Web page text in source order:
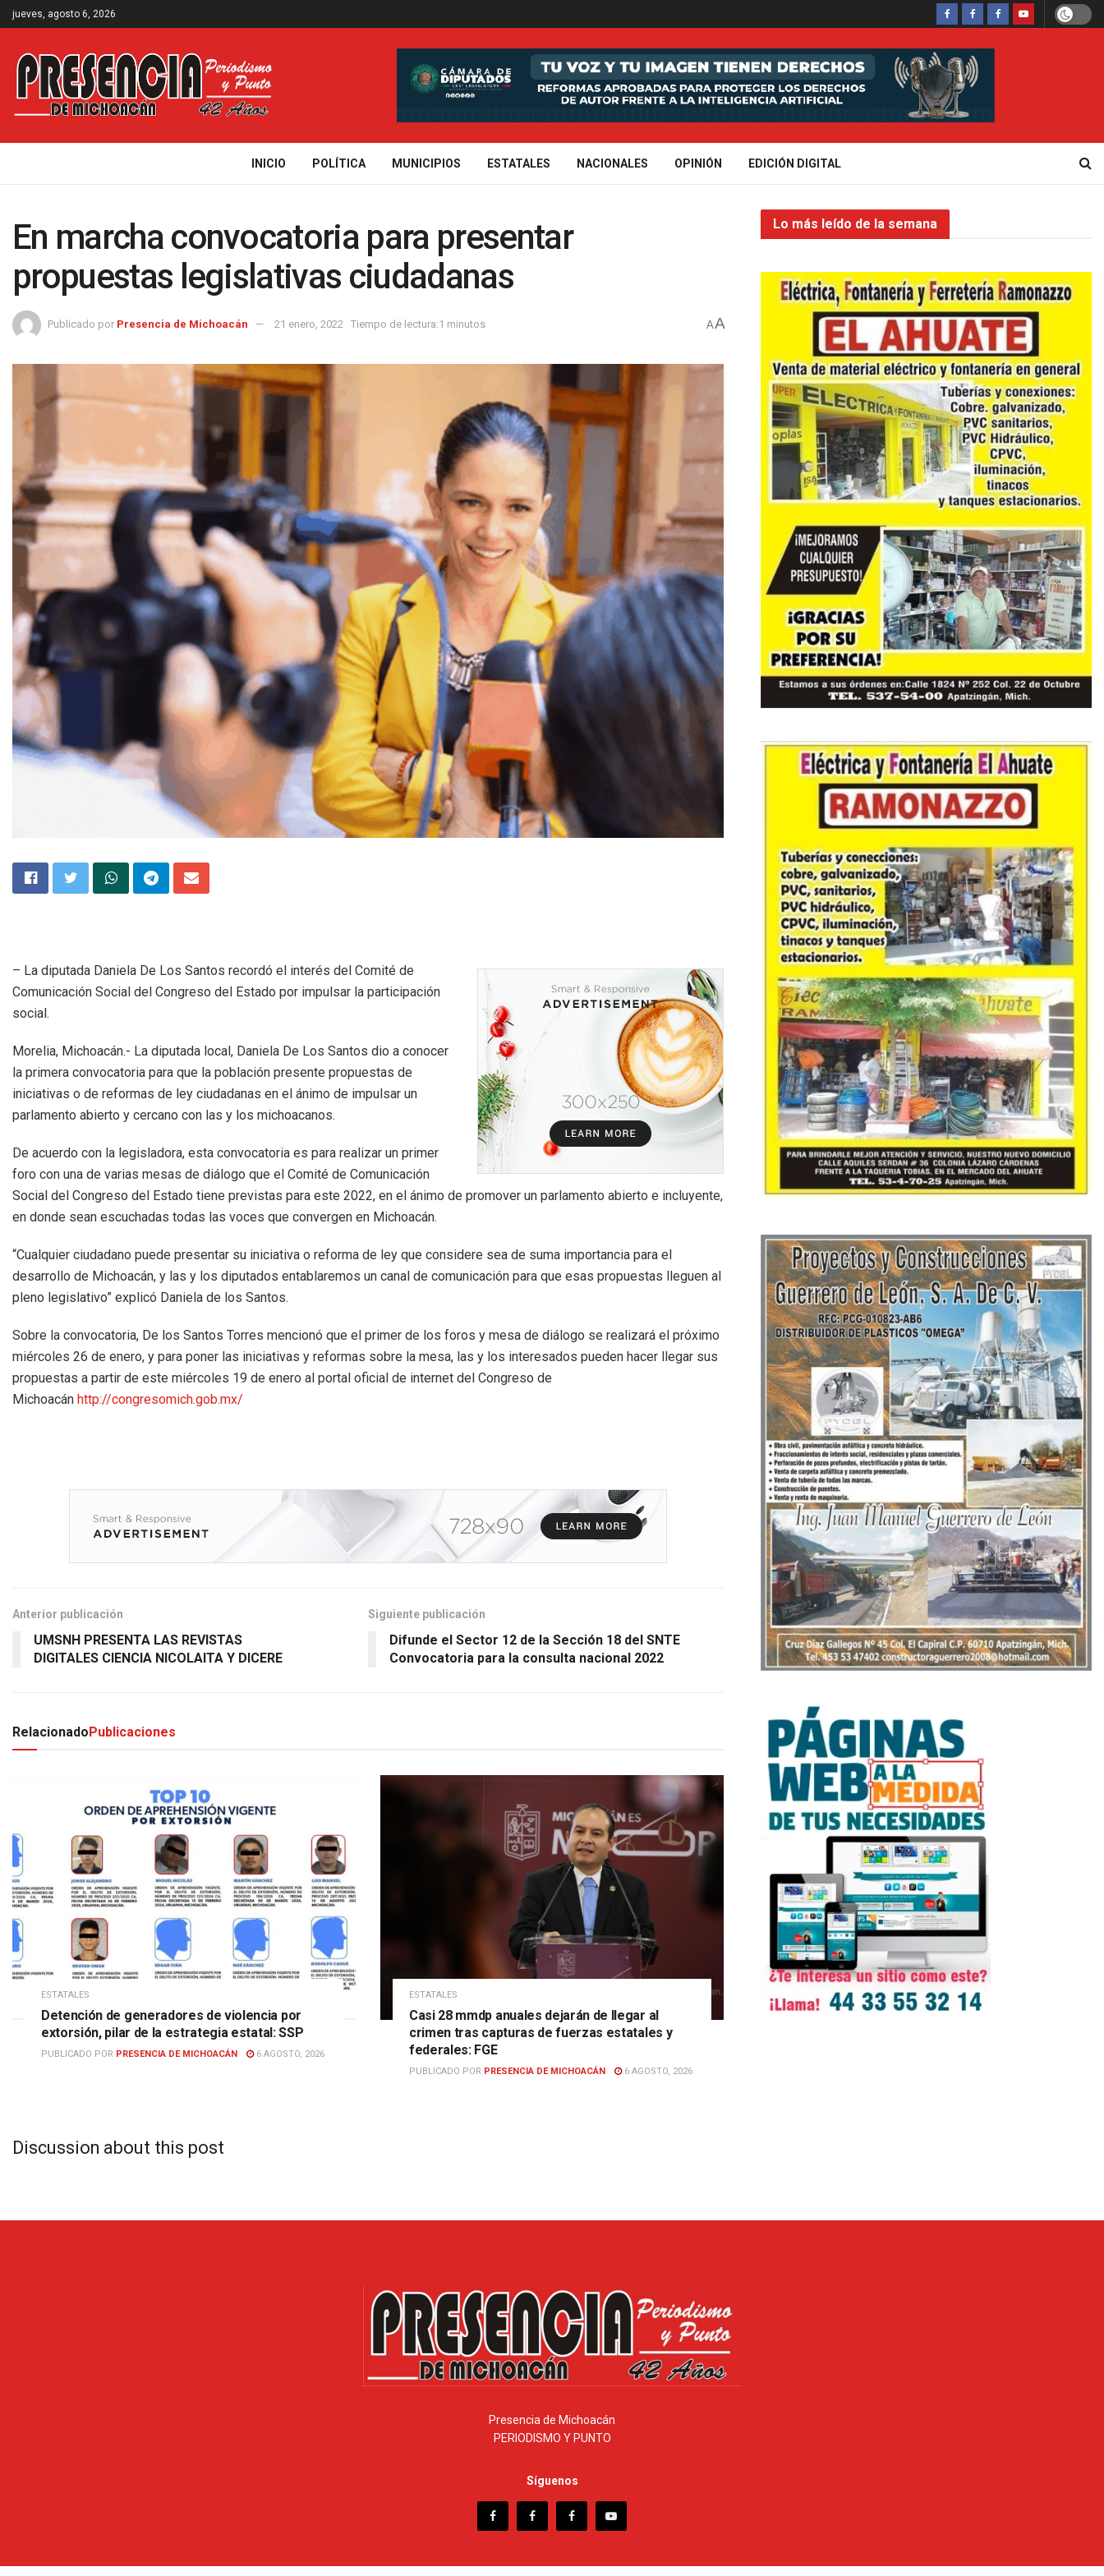
jueves, agosto 6, 2026
INICIO POLÍTICA MUNICIPIOS ESTATALES NACIONALES OPINIÓN EDICIÓN DIGITAL
En marcha convocatoria para presentar
propuestas legislativas ciudadanas
Publicado por Presencia de Michoacán 21 enero, 2022 Tiempo de lectura:1 minutos AA
– La diputada Daniela De Los Santos recordó el interés del Comité de
Comunicación Social del Congreso del Estado por impulsar la participación
social.
Morelia, Michoacán.- La diputada local, Daniela De Los Santos dio a conocer
la primera convocatoria para que la población presente propuestas de
iniciativas o de reformas de ley ciudadanas en el ánimo de impulsar un
parlamento abierto y cercano con las y los michoacanos.
De acuerdo con la legisladora, esta convocatoria es para realizar un primer
foro con una de varias mesas de diálogo que el Comité de Comunicación
Social del Congreso del Estado tiene previstas para este 2022, en el ánimo de promover un parlamento abierto e incluyente,
en donde sean escuchadas todas las voces que convergen en Michoacán.
“Cualquier ciudadano puede presentar su iniciativa o reforma de ley que considere sea de suma importancia para el
desarrollo de Michoacán, y las y los diputados entablaremos un canal de comunicación para que esas propuestas lleguen al
pleno legislativo” explicó Daniela de los Santos.
Sobre la convocatoria, De los Santos Torres mencionó que el primer de los foros y mesa de diálogo se realizará el próximo
miércoles 26 de enero, y para poner las iniciativas y reformas sobre la mesa, las y los interesados pueden hacer llegar sus
propuestas a partir de este miércoles 19 de enero al portal oficial de internet del Congreso de
Michoacán http://congresomich.gob.mx/
Anterior publicación
UMSNH PRESENTA LAS REVISTAS
DIGITALES CIENCIA NICOLAITA Y DICERE
Siguiente publicación
Difunde el Sector 12 de la Sección 18 del SNTE
Convocatoria para la consulta nacional 2022
RelacionadoPublicaciones
ESTATALES
Detención de generadores de violencia por
extorsión, pilar de la estrategia estatal: SSP
PUBLICADO POR PRESENCIA DE MICHOACÁN 6 AGOSTO, 2026
ESTATALES
Casi 28 mmdp anuales dejarán de llegar al
crimen tras capturas de fuerzas estatales y
federales: FGE
PUBLICADO POR PRESENCIA DE MICHOACÁN 6 AGOSTO, 2026
Discussion about this post
Lo más leído de la semana
Presencia de Michoacán
PERIODISMO Y PUNTO
Síguenos